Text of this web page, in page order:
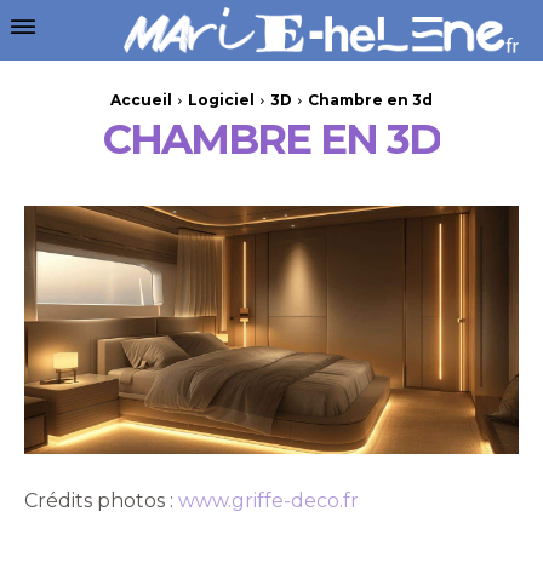
Accueil Logiciel 3D Chambre en 3d
CHAMBRE EN 3D
Crédits photos : www.griffe-deco.fr